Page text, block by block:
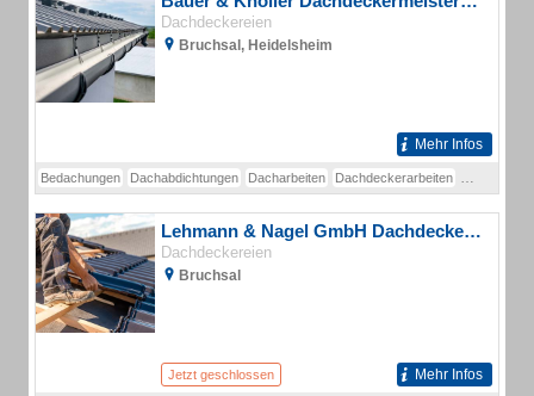
Dachdeckereien
Bruchsal, Heidelsheim
Mehr Infos
Bedachungen Dachabdichtungen Dacharbeiten Dachdeckerarbeiten
Lehmann & Nagel GmbH Dachdeckerfachbetrieb
Dachdeckereien
Bruchsal
Jetzt geschlossen Mehr Infos